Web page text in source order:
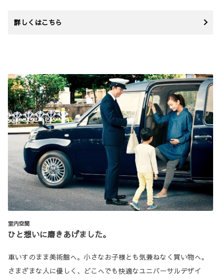
詳しくはこちら
室内空間
ひと想いに磨きあげました。
車いすのまま美術館へ。小さなお子様とも気兼ねなく買い物へ。
さまざまな人に優しく、どこへでも快適なユニバーサルデザイ